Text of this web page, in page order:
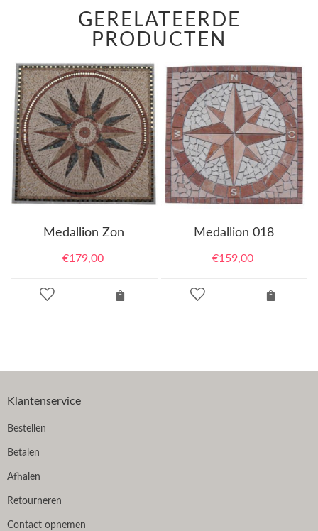
GERELATEERDE
PRODUCTEN
Medallion Zon
€179,00
Medallion 018
€159,00
Klantenservice
Bestellen
Betalen
Afhalen
Retourneren
Contact opnemen